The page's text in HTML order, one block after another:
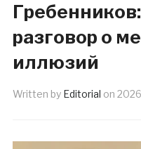
разговор о
иллюзий
Written by Editorial on